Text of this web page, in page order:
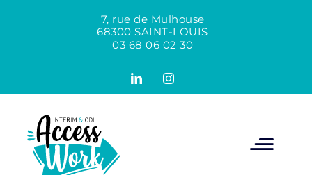
7, rue de Mulhouse
68300 SAINT-LOUIS
03 68 06 02 30
LinkedInInstagram